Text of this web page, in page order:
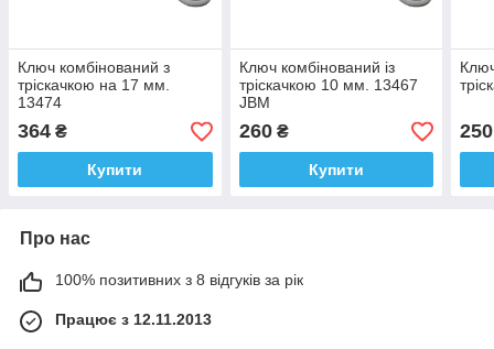
Ключ комбінований з
тріскачкою на 17 мм.
13474
364 ₴
Купити
Ключ комбінований із
тріскачкою 10 мм. 13467
JBM
260₴
Купити
250
Про нас
100% позитивних з 8 відгуків за рік
Працює з 12.11.2013